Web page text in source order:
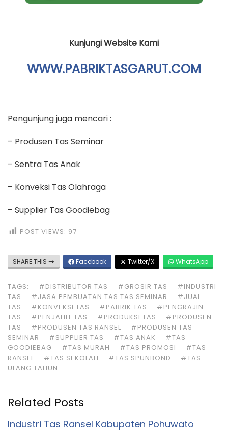
Kunjungi Website Kami
WWW.PABRIKTASGARUT.COM
Pengunjung juga mencari :
– Produsen Tas Seminar
– Sentra Tas Anak
– Konveksi Tas Olahraga
– Supplier Tas Goodiebag
POST VIEWS: 97
SHARE THIS Facebook Twitter/X WhatsApp
TAGS: #DISTRIBUTOR TAS #GROSIR TAS
#INDUSTRI
TAS
#JASA PEMBUATAN TAS TAS SEMINAR
#JUAL
TAS
#KONVEKSI TAS #PABRIK TAS
#PENGRAJIN
TAS
#PENJAHIT TAS #PRODUKSI TAS
#PRODUSEN
TAS
#PRODUSEN TAS RANSEL
#PRODUSEN TAS
SEMINAR
#SUPPLIER TAS #TAS ANAK
#TAS
GOODIEBAG
#TAS MURAH #TAS PROMOSI
#TAS
RANSEL
#TAS SEKOLAH #TAS SPUNBOND
#TAS
ULANG TAHUN
Related Posts
Industri Tas Ransel Kabupaten Pohuwato